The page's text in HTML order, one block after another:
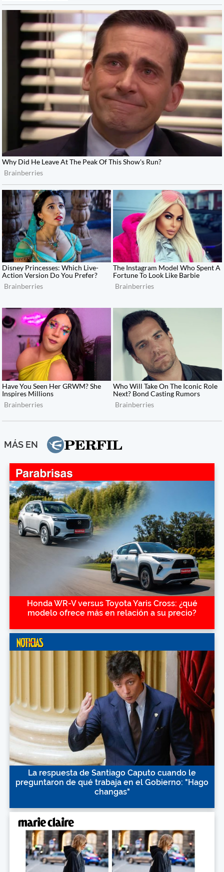
MÁS EN
Honda WR-V versus Toyota Yaris Cross: ¿qué
modelo ofrece más en relación a su precio?
La respuesta de Santiago Caputo cuando le
preguntaron de qué trabaja en el Gobierno: "Hago
changas"